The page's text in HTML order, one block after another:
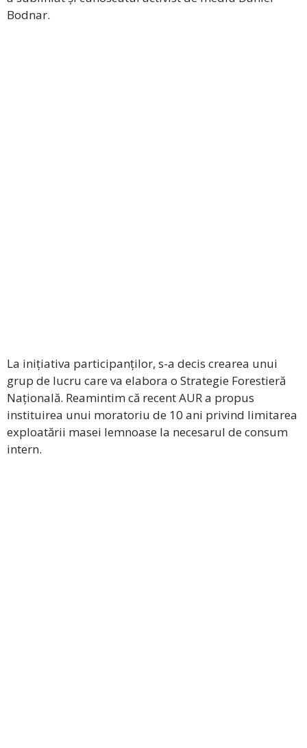
Bodnar.
La inițiativa participanților, s-a decis crearea unui
grup de lucru care va elabora o Strategie Forestieră
Națională. Reamintim că recent AUR a propus
instituirea unui moratoriu de 10 ani privind limitarea
exploatării masei lemnoase la necesarul de consum
intern.